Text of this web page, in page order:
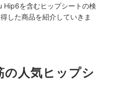
Hip6を含むヒップシートの検
した商品を紹介していきま
人気ヒップシ